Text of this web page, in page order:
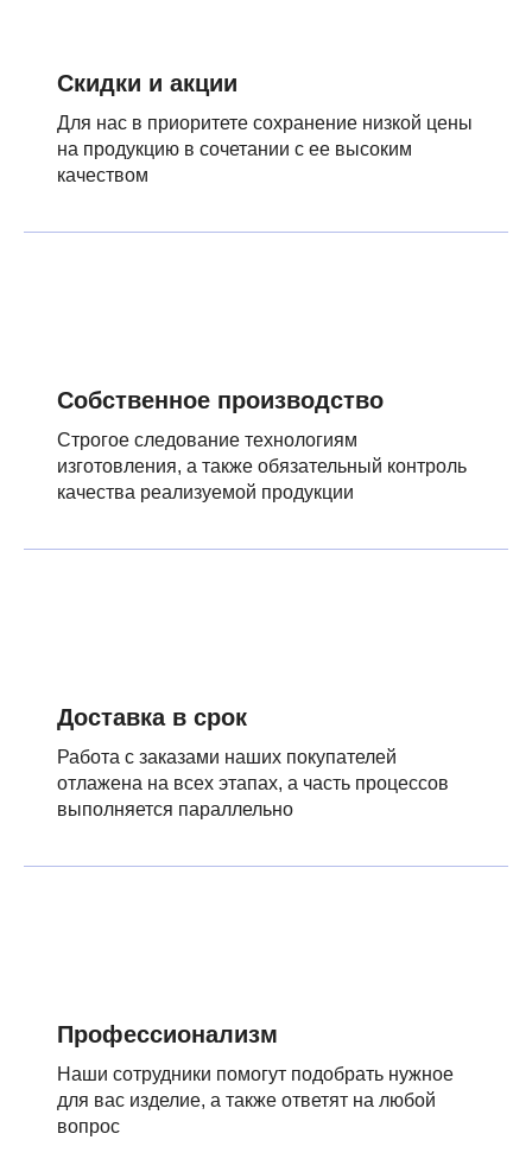
Скидки и акции
Для нас в приоритете сохранение низкой цены
на продукцию в сочетании с ее высоким
качеством
Собственное производство
Строгое следование технологиям
изготовления, а также обязательный контроль
качества реализуемой продукции
Доставка в срок
Работа с заказами наших покупателей
отлажена на всех этапах, а часть процессов
выполняется параллельно
Профессионализм
Наши сотрудники помогут подобрать нужное
для вас изделие, а также ответят на любой
вопрос